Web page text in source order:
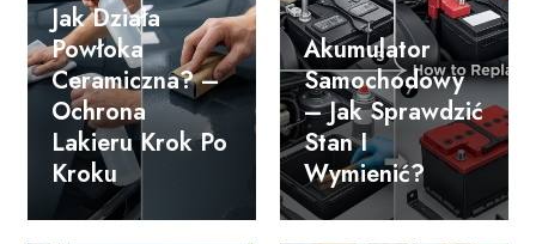
Jak Działa
Powłoka
Ceramiczna? –
Ochrona
Lakieru Krok Po
Kroku
Akumulator
Samochodowy
– Jak Sprawdzić
Stan I
Wymienić?